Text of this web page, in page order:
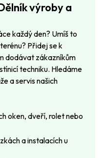
výroby a
každý den? Umíš to
Přidej se k
dodávat zákazníkům
techniku. Hledáme
a servis našich
oken, dveří, rolet nebo
a instalacích u